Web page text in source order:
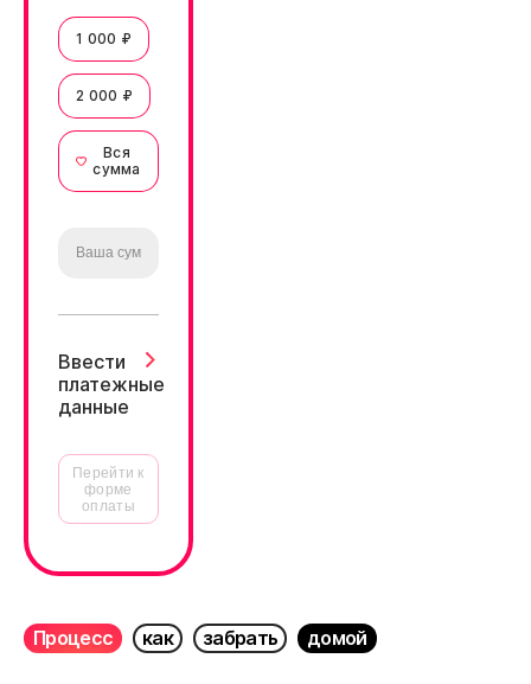
1 000 ₽
2 000 ₽
Вся
сумма
Ввести
платежные
данные
Перейти к
форме
оплаты
Процесс как забрать домой